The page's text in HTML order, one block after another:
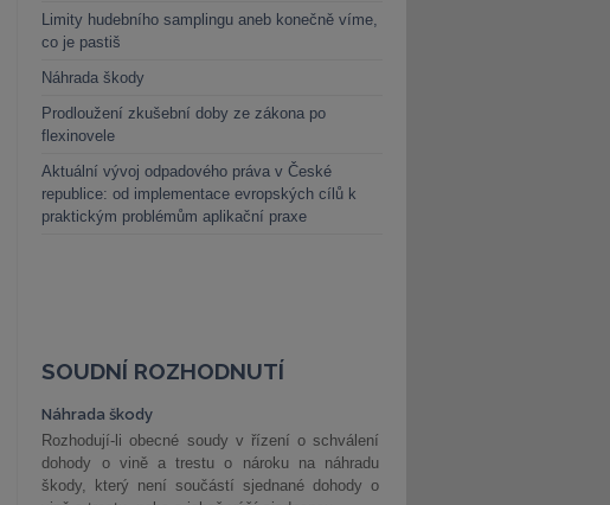
Limity hudebního samplingu aneb konečně víme,
co je pastiš
Náhrada škody
Prodloužení zkušební doby ze zákona po
flexinovele
Aktuální vývoj odpadového práva v České
republice: od implementace evropských cílů k
praktickým problémům aplikační praxe
SOUDNÍ ROZHODNUTÍ
Náhrada škody
Rozhodují-li obecné soudy v řízení o schválení
dohody o vině a trestu o nároku na náhradu
škody, který není součástí sjednané dohody o